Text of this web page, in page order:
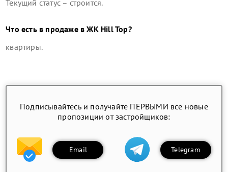
Текущий статус – строится.
Что есть в продаже вЖК Hill Top?
квартиры.
Подписывайтесь и получайте ПЕРВЫМИ все новые
пропозиции от застройщиков:
Email Telegram